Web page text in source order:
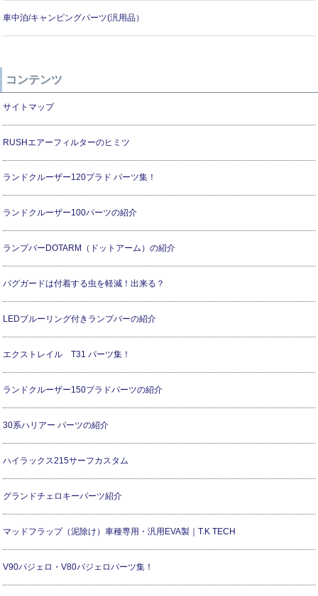
車中泊/キャンピングパーツ(汎用品）
コンテンツ
サイトマップ
RUSHエアーフィルターのヒミツ
ランドクルーザー120プラド パーツ集！
ランドクルーザー100パーツの紹介
ランプバーDOTARM（ドットアーム）の紹介
バグガードは付着する虫を軽減！出来る？
LEDブルーリング付きランプバーの紹介
エクストレイル T31 パーツ集！
ランドクルーザー150プラドパーツの紹介
30系ハリアー パーツの紹介
ハイラックス215サーフカスタム
グランドチェロキーパーツ紹介
マッドフラップ（泥除け）車種専用・汎用EVA製｜T.K TECH
V90パジェロ・V80パジェロパーツ集！